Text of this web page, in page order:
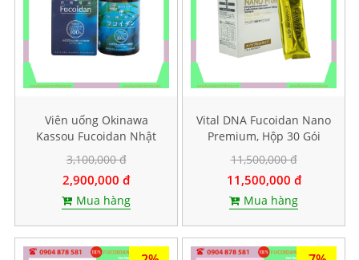
Viên uống Okinawa
Kassou Fucoidan Nhật
Bản - Hộp 150 viên
3,100,000 đ
2,900,000 đ
Mua hàng
Vital DNA Fucoidan Nano
Premium, Hộp 30 Gói
11,500,000 đ
11,500,000 đ
Mua hàng